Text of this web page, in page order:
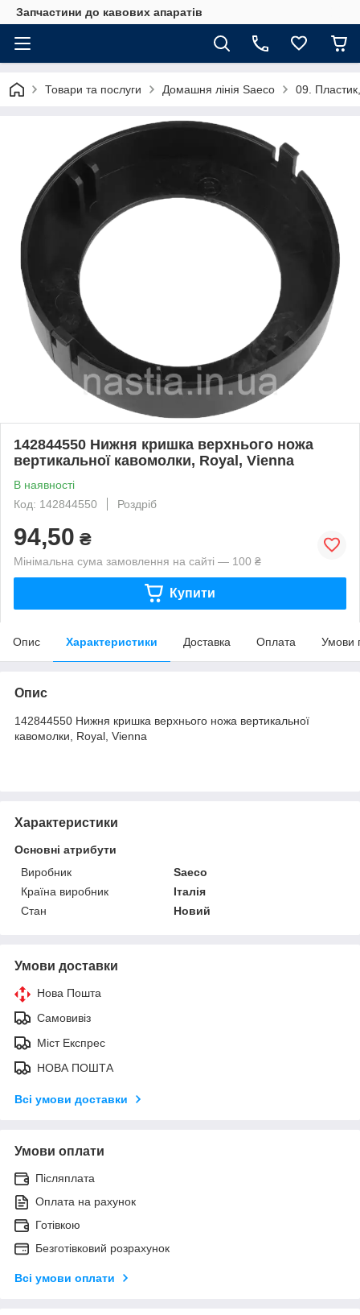
Запчастини до кавових апаратів
Товари та послуги Домашня лінія Saeco 09. Пластик,
142844550 Нижня кришка верхнього ножа
вертикальної кавомолки, Royal, Vienna
В наявності
Код: 142844550
Роздріб
94,50 ₴
Мінімальна сума замовлення на сайті — 100 ₴
Купити
Опис Характеристики Доставка Оплата Умови
Опис
142844550 Нижня кришка верхнього ножа вертикальної
кавомолки, Royal, Vienna
Характеристики
Основні атрибути
Виробник
Saeco
Країна виробник
Італія
Стан
Новий
Умови доставки
Нова Пошта
Самовивіз
Міст Експрес
НОВА ПОШТА
Всі умови доставки
Умови оплати
Післяплата
Оплата на рахунок
Готівкою
Безготівковий розрахунок
Всі умови оплати